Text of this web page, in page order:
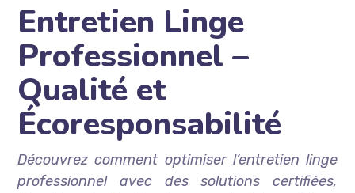
Entretien Linge
Professionnel –
Qualité et
Écoresponsabilité
Découvrez comment optimiser l’entretien linge
professionnel avec des solutions certifiées,